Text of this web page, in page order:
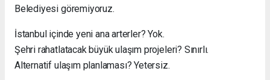
Belediyesi göremiyoruz.
İstanbul içinde yeni ana arterler? Yok.
Şehri rahatlatacak büyük ulaşım projeleri? Sınırlı.
Alternatif ulaşım planlaması? Yetersiz.